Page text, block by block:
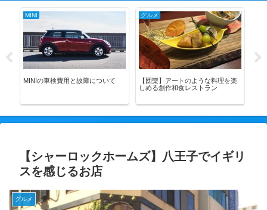
MINI
MINIの車検費用と故障について
グルメ
【団欒】アートのような料理を楽
しめる創作和食レストラン
【シャーロックホームズ】八王子でイギリ
スを感じるお店
グルメ